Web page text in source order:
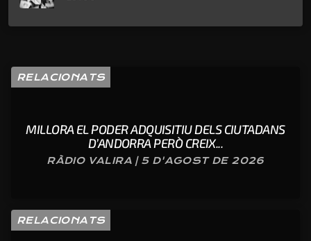
RELACIONATS
MILLORA EL PODER ADQUISITIU DELS CIUTADANS
D’ANDORRA PERÒ CREIX...
RÀDIO VALIRA | 5 D'AGOST DE 2026
RELACIONATS